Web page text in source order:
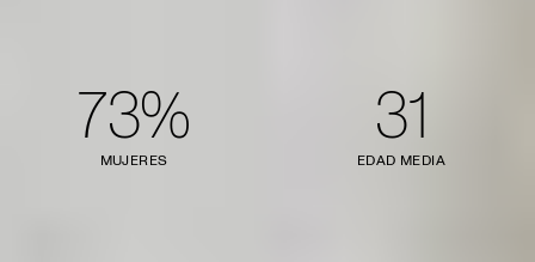
73%
MUJERES 31
EDAD MEDIA